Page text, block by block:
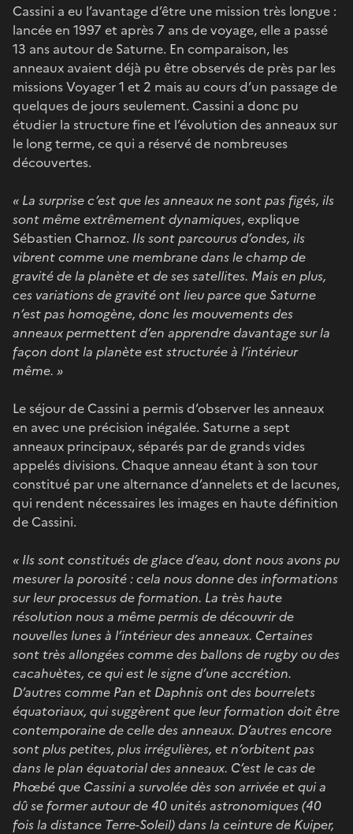
Cassini a eu l’avantage d’être une mission très longue :
lancée en 1997 et après 7 ans de voyage, elle a passé
13 ans autour de Saturne. En comparaison, les
anneaux avaient déjà pu être observés de près par les
missions Voyager 1 et 2 mais au cours d’un passage de
quelques de jours seulement. Cassini a donc pu
étudier la structure fine et l’évolution des anneaux sur
le long terme, ce qui a réservé de nombreuses
découvertes.
« La surprise c’est que les anneaux ne sont pas figés, ils
sont même extrêmement dynamiques, explique
Sébastien Charnoz. Ils sont parcourus d’ondes, ils
vibrent comme une membrane dans le champ de
gravité de la planète et de ses satellites. Mais en plus,
ces variations de gravité ont lieu parce que Saturne
n’est pas homogène, donc les mouvements des
anneaux permettent d’en apprendre davantage sur la
façon dont la planète est structurée à l’intérieur
même. »
Le séjour de Cassini a permis d’observer les anneaux
en avec une précision inégalée. Saturne a sept
anneaux principaux, séparés par de grands vides
appelés divisions. Chaque anneau étant à son tour
constitué par une alternance d’annelets et de lacunes,
qui rendent nécessaires les images en haute définition
de Cassini.
« Ils sont constitués de glace d’eau, dont nous avons pu
mesurer la porosité : cela nous donne des informations
sur leur processus de formation. La très haute
résolution nous a même permis de découvrir de
nouvelles lunes à l’intérieur des anneaux. Certaines
sont très allongées comme des ballons de rugby ou des
cacahuètes, ce qui est le signe d’une accrétion.
D’autres comme Pan et Daphnis ont des bourrelets
équatoriaux, qui suggèrent que leur formation doit être
contemporaine de celle des anneaux. D’autres encore
sont plus petites, plus irrégulières, et n’orbitent pas
dans le plan équatorial des anneaux. C’est le cas de
Phœbé que Cassini a survolée dès son arrivée et qui a
dû se former autour de 40 unités astronomiques (40
fois la distance Terre-Soleil) dans la ceinture de Kuiper,